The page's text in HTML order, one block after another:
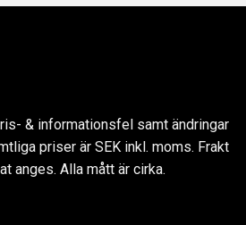
& informationsfel samt ändringar
priser är SEK inkl. moms. Frakt
anges. Alla mått är cirka.